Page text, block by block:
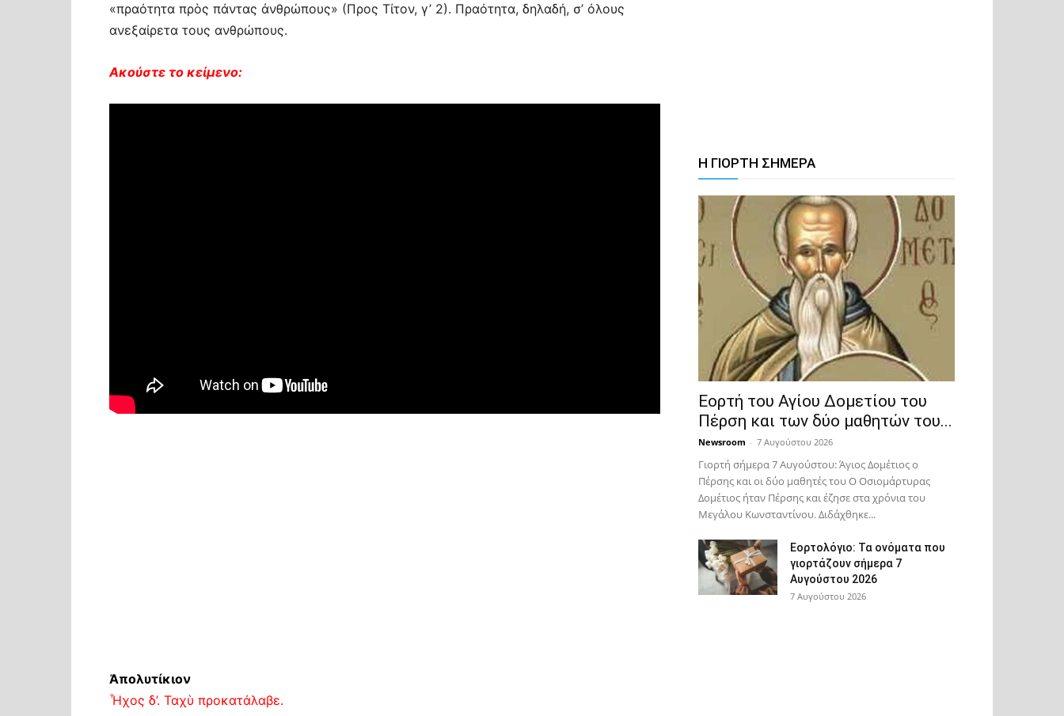
«πραότητα πρὸς πάντας ἀνθρώπους» (Προς Τίτον, γ’ 2). Πραότητα, δηλαδή, σ’ όλους
ανεξαίρετα τους ανθρώπους.
Ακούστε το κείμενο:
Ἀπολυτίκιον
Ἦχος δ’. Ταχὺ προκατάλαβε.
Η ΓΙΟΡΤΗ ΣΗΜΕΡΑ
Εορτή του Αγίου Δομετίου του
Πέρση και των δύο μαθητών του...
Newsroom - 7 Αυγούστου 2026
Γιορτή σήμερα 7 Αυγούστου: Άγιος Δομέτιος ο
Πέρσης και οι δύο μαθητές του Ο Oσιομάρτυρας
Δομέτιος ήταν Πέρσης και έζησε στα χρόνια του
Μεγάλου Κωνσταντίνου. Διδάχθηκε...
Εορτολόγιο: Τα ονόματα που
γιορτάζουν σήμερα 7
Αυγούστου 2026
7 Αυγούστου 2026